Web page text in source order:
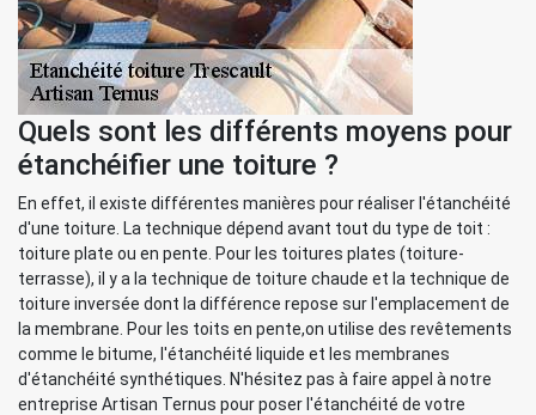
Quels sont les différents moyens pour
étanchéifier une toiture ?
En effet, il existe différentes manières pour réaliser l'étanchéité
d'une toiture. La technique dépend avant tout du type de toit :
toiture plate ou en pente. Pour les toitures plates (toiture-
terrasse), il y a la technique de toiture chaude et la technique de
toiture inversée dont la différence repose sur l'emplacement de
la membrane. Pour les toits en pente,on utilise des revêtements
comme le bitume, l'étanchéité liquide et les membranes
d'étanchéité synthétiques. N'hésitez pas à faire appel à notre
entreprise Artisan Ternus pour poser l'étanchéité de votre